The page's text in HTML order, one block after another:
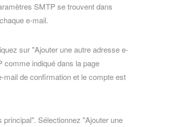
SMTP se trouvent dans
e-mail.
sur "Ajouter une autre adresse e-
indiqué dans la page
de confirmation et le compte est
Sélectionnez "Ajouter une